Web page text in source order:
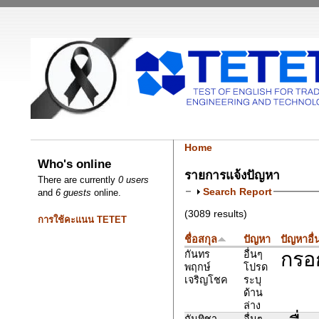
Who's online
There are currently0 users
and6 guests online.
การใช้คะแนน TETET
Home
รายการแจ้งปัญหา
Search Report
(3089 results)
ชื่อสกุล ปัญหา
ปัญหาอื่
กันทร​
พฤกษ์​
เจริญ​โชค​
อื่นๆ
โปรด
ระบุ
ด้าน
ล่าง
กร